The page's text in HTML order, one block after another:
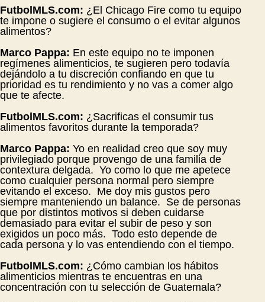
FutbolMLS.com: ¿El Chicago Fire como tu equipo
te impone o sugiere el consumo o el evitar algunos
alimentos?
Marco Pappa: En este equipo no te imponen
regímenes alimenticios, te sugieren pero todavía
dejándolo a tu discreción confiando en que tu
prioridad es tu rendimiento y no vas a comer algo
que te afecte.
FutbolMLS.com: ¿Sacrificas el consumir tus
alimentos favoritos durante la temporada?
Marco Pappa: Yo en realidad creo que soy muy
privilegiado porque provengo de una familia de
contextura delgada. Yo como lo que me apetece
como cualquier persona normal pero siempre
evitando el exceso. Me doy mis gustos pero
siempre manteniendo un balance. Se de personas
que por distintos motivos si deben cuidarse
demasiado para evitar el subir de peso y son
exigidos un poco más. Todo esto depende de
cada persona y lo vas entendiendo con el tiempo.
FutbolMLS.com: ¿Cómo cambian los hábitos
alimenticios mientras te encuentras en una
concentración con tu selección de Guatemala?